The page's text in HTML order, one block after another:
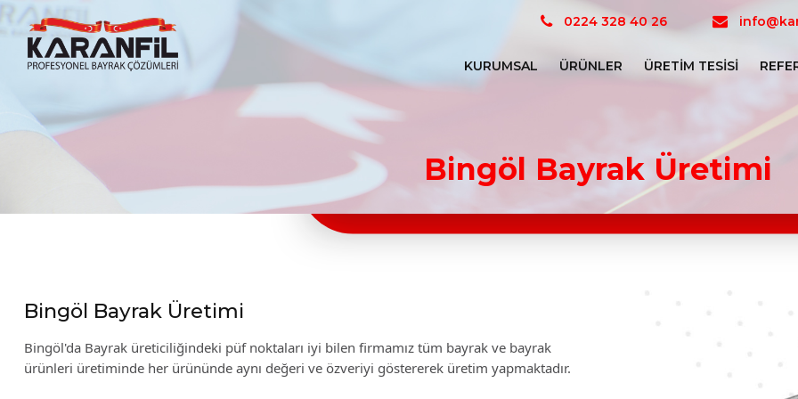
Karanfil Profesyonel Bayrak Çözümleri
KURUMSAL ÜRÜNLER ÜRETIM TESISI
0224 328 40 26
Bingöl Bayrak Üretimi
Bingöl Bayrak Üretimi
Bingöl'da Bayrak üreticiliğindeki püf noktaları iyi bilen firmamız tüm bayrak ve bayrak
ürünleri üretiminde her ürününde aynı değeri ve özveriyi göstererek üretim yapmaktadır.